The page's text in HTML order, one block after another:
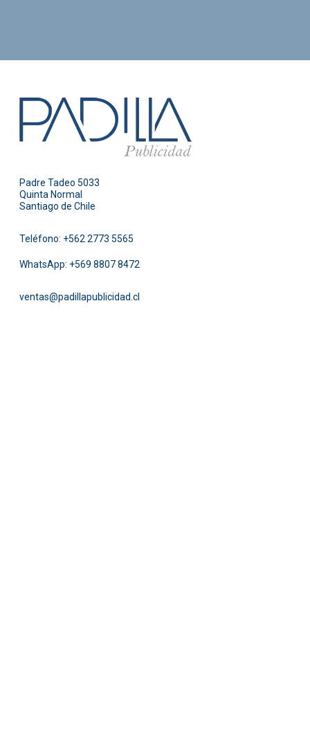
Padre Tadeo 5033
Quinta Normal
Santiago de Chile
Teléfono: +562 2773 5565
WhatsApp: +569 8807 8472
ventas@padillapublicidad.cl